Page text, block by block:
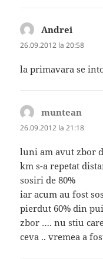
Andrei
26.09.2012 la 20:58
la primavara se
muntean
26.09.2012 la 21:18
luni am avut zbor
km s-a repetat
sosiri de 80%
iar acum au fost
pierdut 60% din
zbor …. nu stiu
ceva .. vremea a